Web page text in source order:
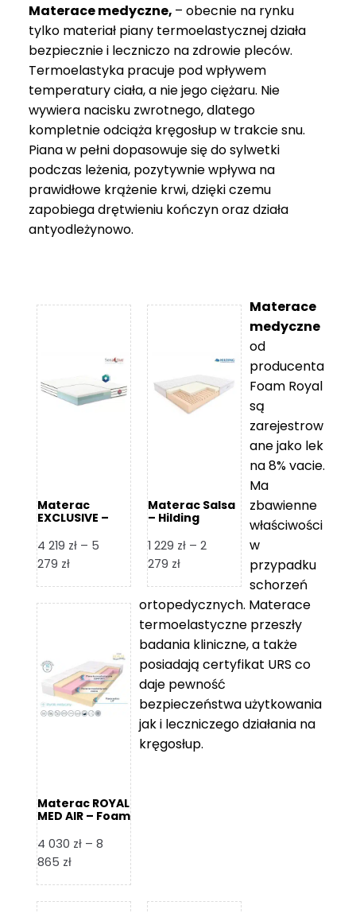
Materace medyczne, – obecnie na rynku
tylko materiał piany termoelastycznej działa
bezpiecznie i leczniczo na zdrowie pleców.
Termoelastyka pracuje pod wpływem
temperatury ciała, a nie jego ciężaru. Nie
wywiera nacisku zwrotnego, dlatego
kompletnie odciąża kręgosłup w trakcie snu.
Piana w pełni dopasowuje się do sylwetki
podczas leżenia, pozytywnie wpływa na
prawidłowe krążenie krwi, dzięki czemu
zapobiega drętwieniu kończyn oraz działa
antyodleżynowo.
Materac
EXCLUSIVE –
4 219 zł – 5
279 złZakres
od
5
279 zł
Materac Salsa
– Hilding
1 229 zł – 2
279 złZakres
od
1
229 zł
2
279 zł
Materac ROYAL
MED AIR – Foam
4 030 zł – 8
865 złZakres
od
Materace
medyczne
od
producenta
Foam Royal
są
zarejestrow
ane jako lek
na 8% vacie.
Ma
zbawienne
właściwości
w
przypadku
schorzeń
ortopedycznych. Materace
termoelastyczne przeszły
badania kliniczne, a także
posiadają certyfikat URS co
daje pewność
bezpieczeństwa użytkowania
jak i leczniczego działania na
kręgosłup.